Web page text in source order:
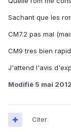
Sachant que les
CM7.2 pas mal
CM9 tres bien
J'attend l'avis
Modifié 5 mai 2012
Citer